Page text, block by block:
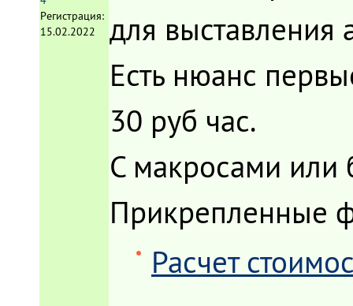
Регистрация:
15.02.2022
для выставления
Есть нюанс
30 руб час.
С макросами
Прикрепленные
Расчет